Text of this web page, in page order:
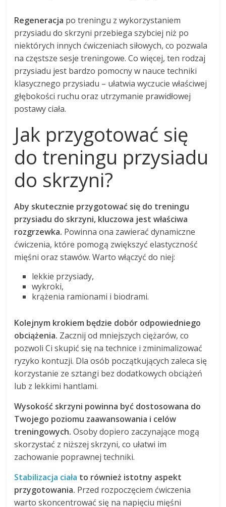
Regeneracja po treningu z wykorzystaniem
przysiadu do skrzyni przebiega szybciej niż po
niektórych innych ćwiczeniach siłowych, co pozwala
na częstsze sesje treningowe. Co więcej, ten rodzaj
przysiadu jest bardzo pomocny w nauce techniki
klasycznego przysiadu – ułatwia wyczucie właściwej
głębokości ruchu oraz utrzymanie prawidłowej
postawy ciała.
Jak przygotować się
do treningu przysiadu
do skrzyni?
Aby skutecznie przygotować się do treningu
przysiadu do skrzyni, kluczowa jest właściwa
rozgrzewka. Powinna ona zawierać dynamiczne
ćwiczenia, które pomogą zwiększyć elastyczność
mięśni oraz stawów. Warto włączyć do niej:
lekkie przysiady,
wykroki,
krążenia ramionami i biodrami.
Kolejnym krokiem będzie dobór odpowiedniego
obciążenia. Zacznij od mniejszych ciężarów, co
pozwoli Ci skupić się na technice i zminimalizować
ryzyko kontuzji. Dla osób początkujących zaleca się
korzystanie ze sztangi bez dodatkowych obciążeń
lub z lekkimi hantlami.
Wysokość skrzyni powinna być dostosowana do
Twojego poziomu zaawansowania i celów
treningowych. Osoby dopiero zaczynające mogą
skorzystać z niższej skrzyni, co ułatwi im
zachowanie poprawnej techniki.
Stabilizacja ciała to również istotny aspekt
przygotowania. Przed rozpoczęciem ćwiczenia
warto skoncentrować się na napięciu mięśni